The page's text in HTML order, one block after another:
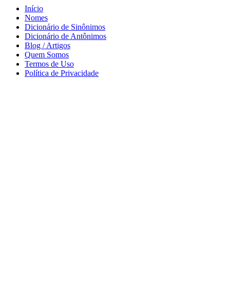
Início
Nomes
Dicionário de Sinônimos
Dicionário de Antônimos
Blog / Artigos
Quem Somos
Termos de Uso
Política de Privacidade